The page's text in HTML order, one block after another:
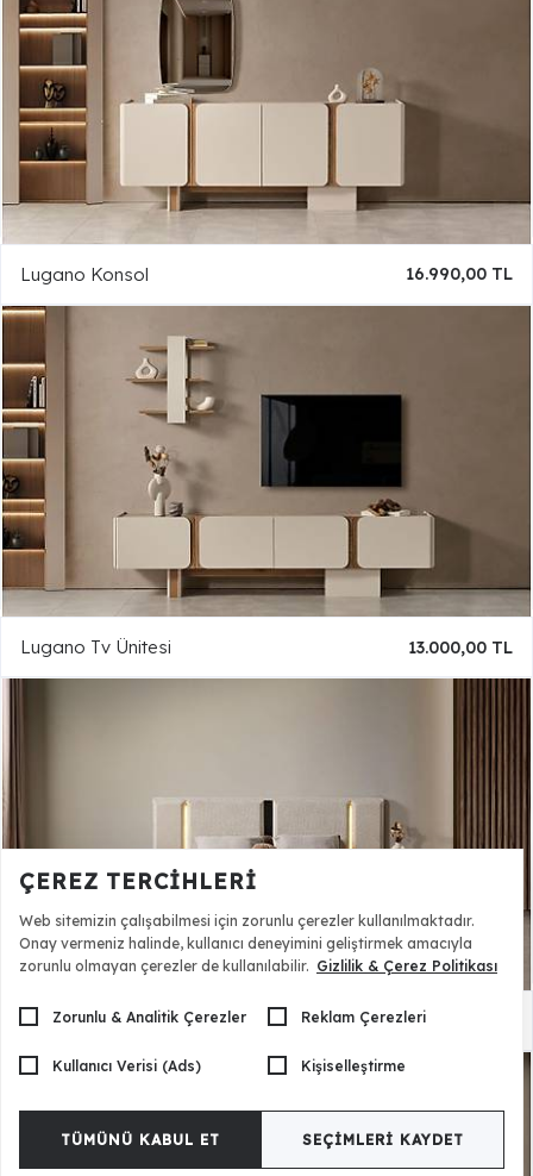
Lugano Konsol 16.990,00 TL
Lugano Tv Ünitesi 13.000,00 TL
Lincoln Karyola ve Başlık 26.500,00 TL
ÇEREZ TERCIHLERI
Web sitemizin çalışabilmesi için zorunlu çerezler kullanılmaktadır.
Onay vermeniz halinde, kullanıcı deneyimini geliştirmek amacıyla
zorunlu olmayan çerezler de kullanılabilir. Gizlilik & Çerez Politikası
Zorunlu & Analitik Çerezler Reklam Çerezleri
Kullanıcı Verisi (Ads) Kişiselleştirme
TÜMÜNÜ KABUL ET SEÇIMLERI KAYDET